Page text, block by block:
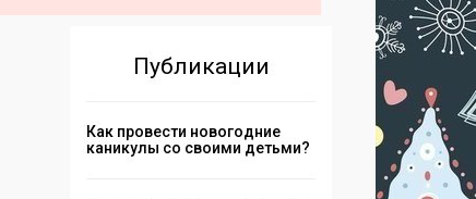
Публикации
Как провести новогодние
каникулы со своими детьми?